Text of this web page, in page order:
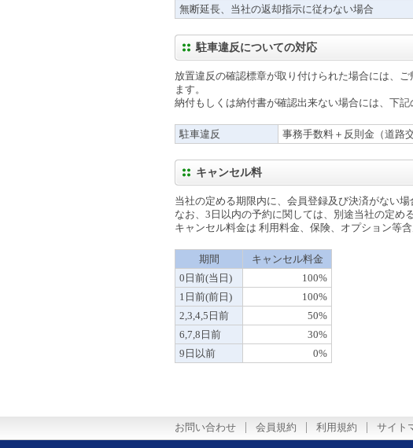
無断延長、当社の返却指示に従わない場合
駐車違反についての対応
放置違反の確認標章が取り付けられた場合には、
ます。
納付もしくは納付書が確認出来ない場合には、下記
駐車違反 事務手数料＋反則金（道路
キャンセル料
当社の定める期限内に、会員登録及び決済がない場
なお、3日以内の予約に関しては、別途当社の定め
キャンセル料金は 利用料金、保険、オプション等
期間
キャンセル料金
0日前(当日)
100%
1日前(前日)
100%
2,3,4,5日前
50%
6,7,8日前
30%
9日以前
0%
お問い合わせ 会員規約 利用規約 サイト